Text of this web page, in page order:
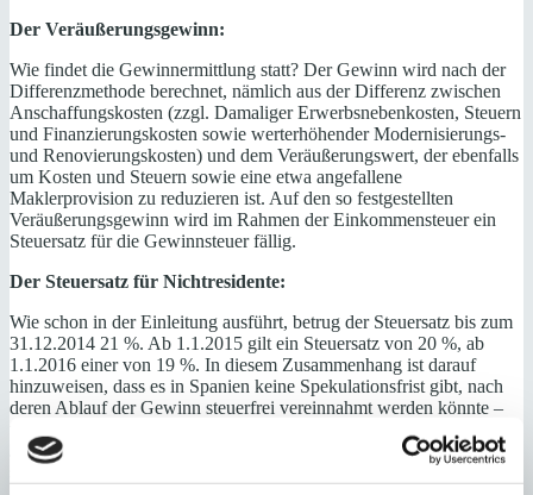
Der Veräußerungsgewinn:
Wie findet die Gewinnermittlung statt? Der Gewinn wird nach der
Differenzmethode berechnet, nämlich aus der Differenz zwischen
Anschaffungskosten (zzgl. Damaliger Erwerbsnebenkosten, Steuern
und Finanzierungskosten sowie werterhöhender Modernisierungs-
und Renovierungskosten) und dem Veräußerungswert, der ebenfalls
um Kosten und Steuern sowie eine etwa angefallene
Maklerprovision zu reduzieren ist. Auf den so festgestellten
Veräußerungsgewinn wird im Rahmen der Einkommensteuer ein
Steuersatz für die Gewinnsteuer fällig.
Der Steuersatz für Nichtresidente:
Wie schon in der Einleitung ausführt, betrug der Steuersatz bis zum
31.12.2014 21 %. Ab 1.1.2015 gilt ein Steuersatz von 20 %, ab
1.1.2016 einer von 19 %. In diesem Zusammenhang ist darauf
hinzuweisen, dass es in Spanien keine Spekulationsfrist gibt, nach
deren Ablauf der Gewinn steuerfrei vereinnahmt werden könnte –
Jahren Haltefrist der Gewinn aus einem Immobilienverkauf